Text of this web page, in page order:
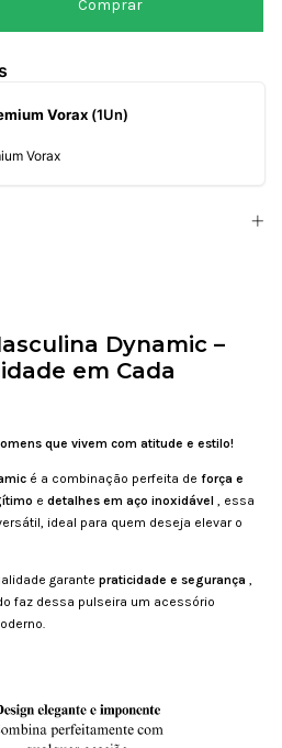
Vorax (1Un)
Vorax
Dynamic –
em Cada
que vivem com atitude e estilo!
é a combinação perfeita de força e
e detalhes em aço inoxidável , essa
ideal para quem deseja elevar o
garante praticidade e segurança
faz dessa pulseira um acessório